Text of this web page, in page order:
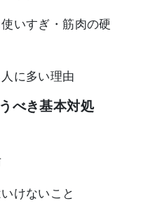
いすぎ・筋肉の硬
に多い理由
べき基本対処
けないこと